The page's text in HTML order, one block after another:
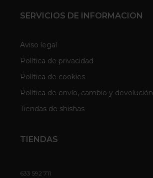
SERVICIOS DE INFORMACION
Aviso legal
Política de privacidad
Política de cookies
Política de envío, cambio y devolución
Tiendas de shishas
TIENDAS
633 592 711